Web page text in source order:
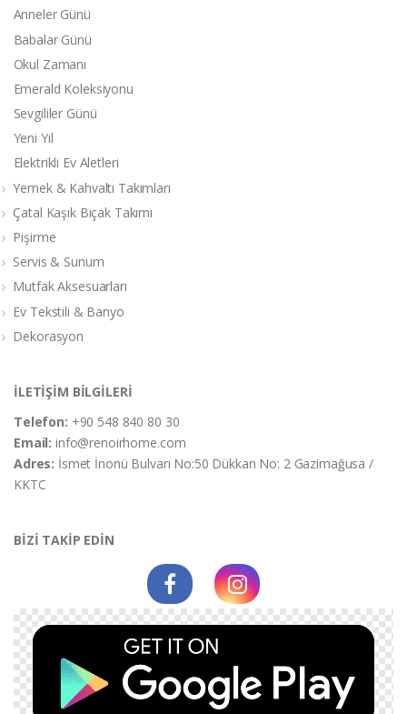
Anneler Günü
Babalar Günü
Okul Zamanı
Emerald Koleksiyonu
Sevgililer Günü
Yeni Yıl
Elektrikli Ev Aletleri
Yemek & Kahvaltı Takımları
Çatal Kaşık Bıçak Takımı
Pişirme
Servis & Sunum
Mutfak Aksesuarları
Ev Tekstili & Banyo
Dekorasyon
İLETİŞİM BİLGİLERİ
Telefon: +90 548 840 80 30
Email:info@renoirhome.com
Adres: İsmet İnonü Bulvarı No:50 Dükkan No: 2 Gazimağusa /
KKTC
BİZİ TAKİP EDİN